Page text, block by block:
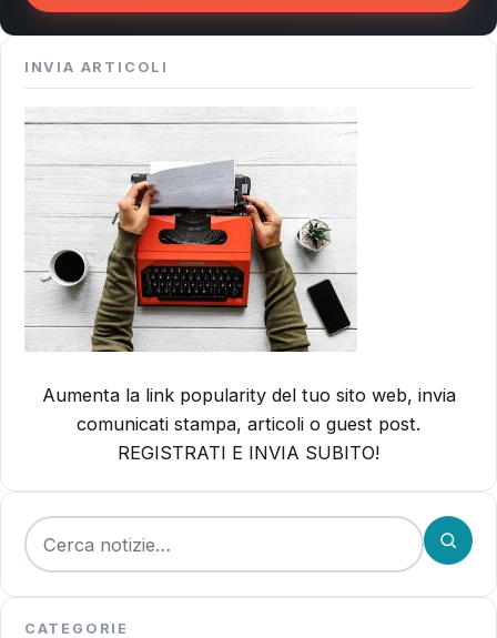
INVIA ARTICOLI
Aumenta la link popularity del tuo sito web, invia
comunicati stampa, articoli o guest post.
REGISTRATI E INVIA SUBITO!
Cerca:
CATEGORIE